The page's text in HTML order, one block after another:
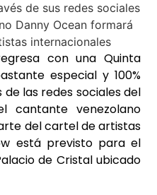
con una Quinta
especial y 100%
las redes sociales del
cantante venezolano
del cartel de artistas
está previsto para el
de Cristal ubicado